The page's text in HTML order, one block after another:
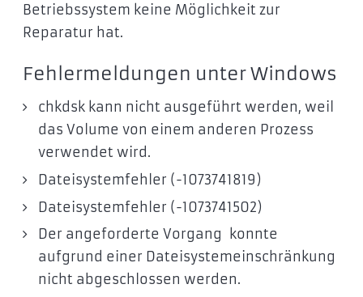
Betriebssystem keine Möglichkeit zur
Reparatur hat.
Fehlermeldungen unter Windows
chkdsk kann nicht ausgeführt werden, weil
das Volume von einem anderen Prozess
verwendet wird.
Dateisystemfehler (-1073741819)
Dateisystemfehler (-1073741502)
Der angeforderte Vorgang konnte
aufgrund einer Dateisystemeinschränkung
nicht abgeschlossen werden.